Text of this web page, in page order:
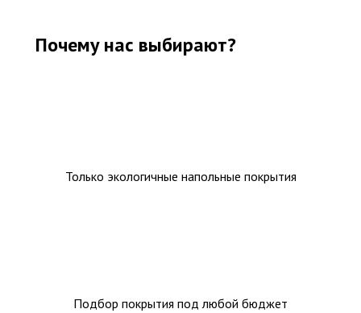
Почему нас выбирают?
Только экологичные напольные покрытия
Подбор покрытия под любой бюджет